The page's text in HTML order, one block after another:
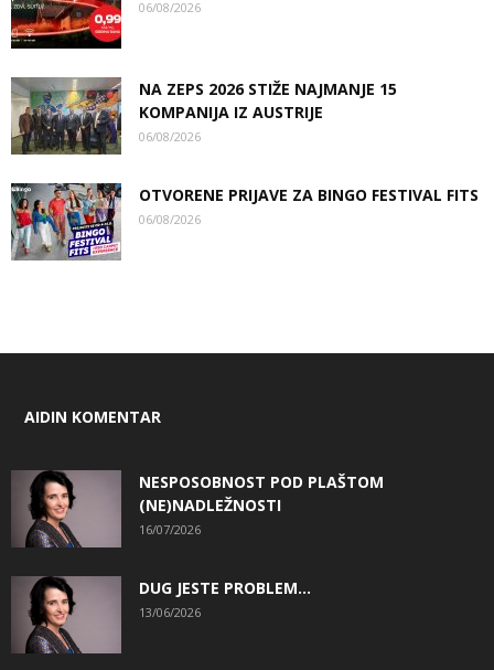
06/08/2026
NA ZEPS 2026 STIŽE NAJMANJE 15
KOMPANIJA IZ AUSTRIJE
06/08/2026
OTVORENE PRIJAVE ZA BINGO FESTIVAL FITS
06/08/2026
AIDIN KOMENTAR
NESPOSOBNOST POD PLAŠTOM
(NE)NADLEŽNOSTI
16/07/2026
DUG JESTE PROBLEM…
13/06/2026